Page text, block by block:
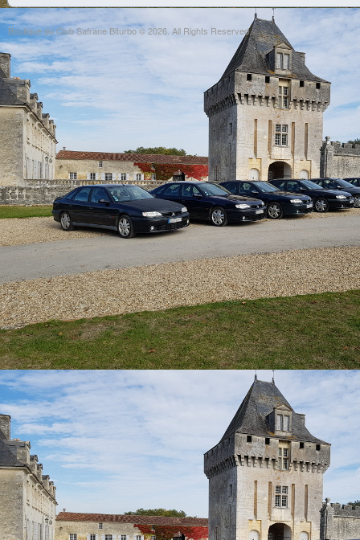
Boutique du Club Safrane Biturbo © 2026. All Rights Reserved.